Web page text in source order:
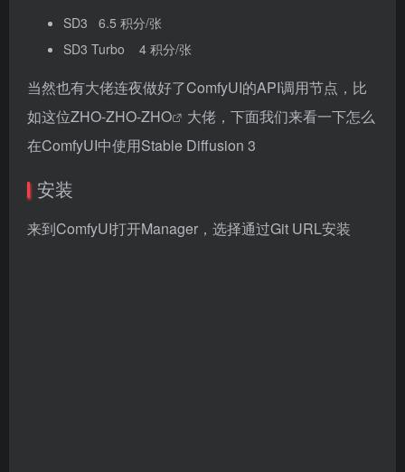
SD3 6.5 积分/张
SD3 Turbo 4 积分/张
当然也有大佬连夜做好了ComfyUI的API调用节点，比
如这位ZHO-ZHO-ZHO
大佬，下面我们来看一下怎么
在ComfyUI中使用Stable Diffusion 3
安装
来到ComfyUI打开Manager，选择通过Git URL安装